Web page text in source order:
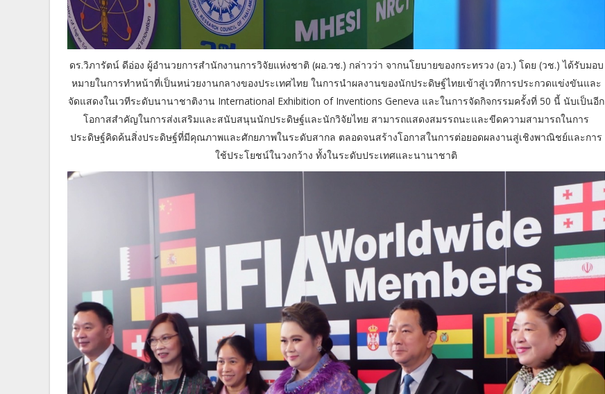
ดร.วิภารัตน์ ดีอ่อง ผู้อำนวยการสำนักงานการวิจัยแห่งชาติ (ผอ.วช.) กล่าวว่า จากนโยบายของกระทรวง (อว.) โดย (วช.) ได้รับมอบ
หมายในการทำหน้าที่เป็นหน่วยงานกลางของประเทศไทย ในการนำผลงานของนักประดิษฐ์ไทยเข้าสู่เวทีการประกวดแข่งขันและ
จัดแสดงในเวทีระดับนานาชาติงาน International Exhibition of Inventions Geneva และในการจัดกิจกรรมครั้งที่ 50 นี้ นับเป็นอีก
โอกาสสำคัญในการส่งเสริมและสนับสนุนนักประดิษฐ์และนักวิจัยไทย สามารถแสดงสมรรถนะและขีดความสามารถในการ
ประดิษฐ์คิดค้นสิ่งประดิษฐ์ที่มีคุณภาพและศักยภาพในระดับสากล ตลอดจนสร้างโอกาสในการต่อยอดผลงานสู่เชิงพาณิชย์และการ
ใช้ประโยชน์ในวงกว้าง ทั้งในระดับประเทศและนานาชาติ